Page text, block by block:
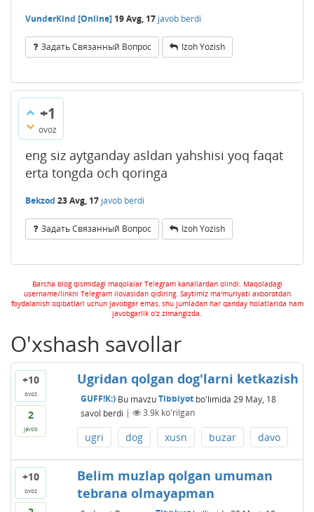
VunderKind [Online] 19 Avg, 17 javob berdi
Задать Связанный Вопрос Izoh Yozish
+1
ovoz
eng siz aytganday asldan yahshisi yoq faqat
erta tongda och qoringa
Bekzod 23 Avg, 17 javob berdi
Задать Связанный Вопрос Izoh Yozish
Barcha blog qismidagi maqolalar Telegram kanallardan olindi. Maqoladagi
username/linkni Telegram ilovasidan qidiring. Saytimiz ma'muriyati axborotdan
foydalanish oqibatlari uchun javobgar emas, shu jumladan har qanday holatlarida ham
javobgarlik o'z zimangizda.
O'xshash savollar
+10
ovoz
2
javob
Ugridan qolgan dog'larni ketkazish
GUFF!K:) Bu mavzuTibbiyotbo'limida 29 May, 18
savol berdi | 3.9kko'rilgan
ugri dog xusn buzar davo
+10
ovoz
Belim muzlap qolgan umuman
tebrana olmayapman